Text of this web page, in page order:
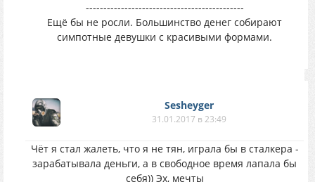
---------------------------------------------
Ещё бы не росли. Большинство денег собирают
симпотные девушки с красивыми формами.
Sesheyger
31.01.2017 в 23:49
Чёт я стал жалеть, что я не тян, играла бы в сталкера -
зарабатывала деньги, а в свободное время лапала бы
себя)) Эх, мечты